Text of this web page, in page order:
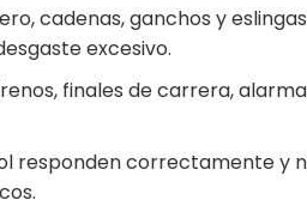
cadenas, ganchos y
excesivo.
finales de carrera,
responden correctamente y